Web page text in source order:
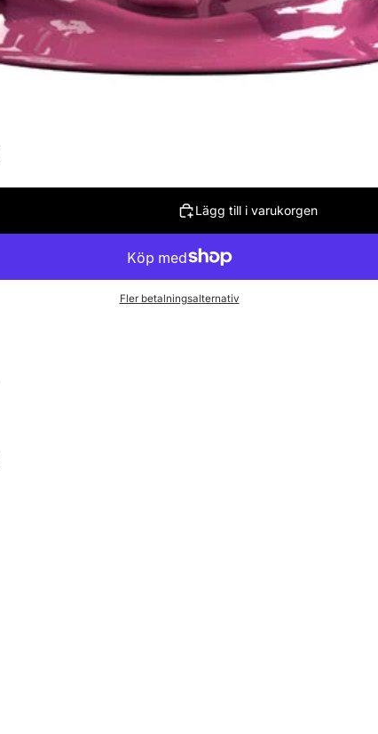
Lägg till i varukorgen
Fler betalningsalternativ